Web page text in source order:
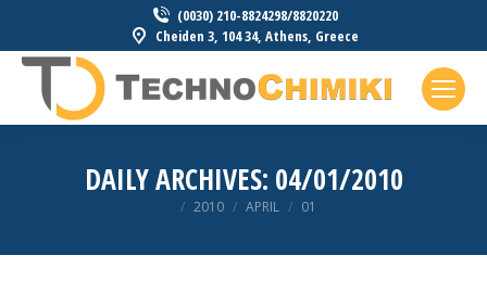
(0030) 210-8824298/8820220
Cheiden 3, 104 34, Athens, Greece
DAILY ARCHIVES: 04/01/2010
You are here:
2010 APRIL 01